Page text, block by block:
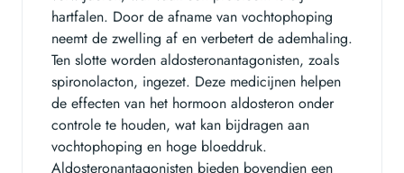
hartfalen. Door de afname van vochtophoping
neemt de zwelling af en verbetert de ademhaling.
Ten slotte worden aldosteronantagonisten, zoals
spironolacton, ingezet. Deze medicijnen helpen
de effecten van het hormoon aldosteron onder
controle te houden, wat kan bijdragen aan
vochtophoping en hoge bloeddruk.
Aldosteronantagonisten bieden bovendien een